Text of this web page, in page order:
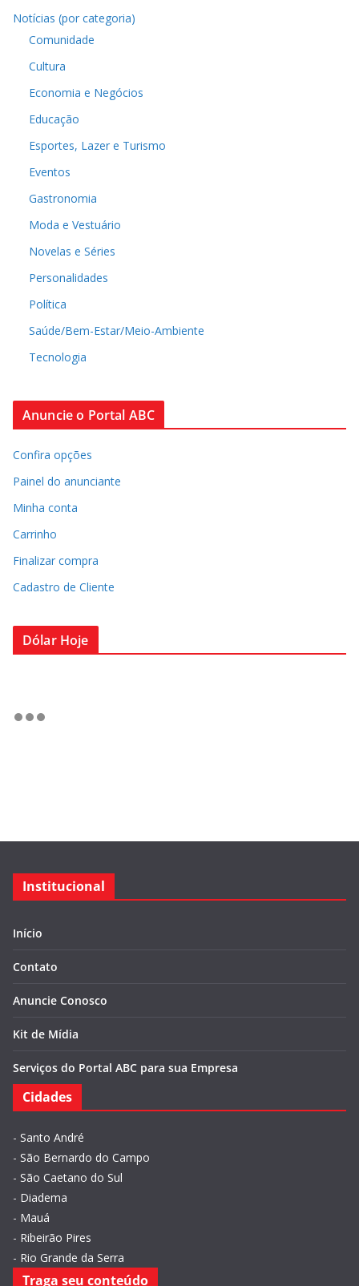
Notícias (por categoria)
Comunidade
Cultura
Economia e Negócios
Educação
Esportes, Lazer e Turismo
Eventos
Gastronomia
Moda e Vestuário
Novelas e Séries
Personalidades
Política
Saúde/Bem-Estar/Meio-Ambiente
Tecnologia
Anuncie o Portal ABC
Confira opções
Painel do anunciante
Minha conta
Carrinho
Finalizar compra
Cadastro de Cliente
Dólar Hoje
Institucional
Início
Contato
Anuncie Conosco
Kit de Mídia
Serviços do Portal ABC para sua Empresa
Cidades
- Santo André
- São Bernardo do Campo
- São Caetano do Sul
- Diadema
- Mauá
- Ribeirão Pires
- Rio Grande da Serra
Traga seu conteúdo